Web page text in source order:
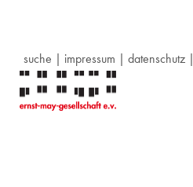
suche | impressum | datenschutz|